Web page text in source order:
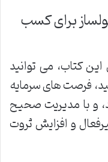
116 سوال پولساز برای کسب
کتاب، می توانید
فرصت های سرمایه
و با مدیریت صحیح
و افزایش ثروت